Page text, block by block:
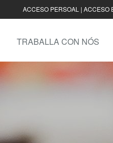
ACCESO PERSOAL | ACCESO
TRABALLA CON NÓS